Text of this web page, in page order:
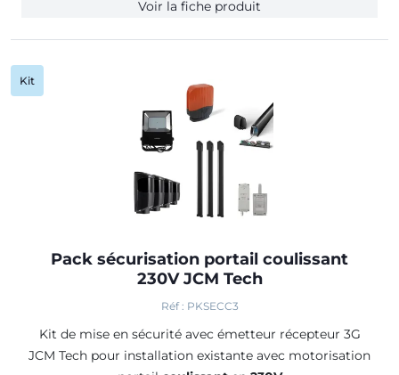
Voir la fiche produit
Kit
Pack sécurisation portail coulissant
230V JCM Tech
Réf : PKSECC3
Kit de mise en sécurité avec émetteur récepteur 3G
JCM Tech pour installation existante avec motorisation